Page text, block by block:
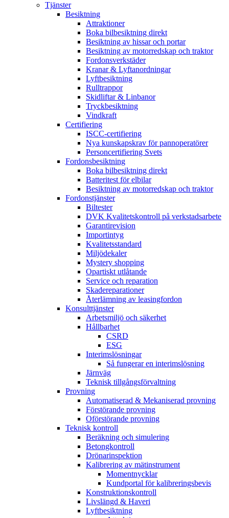
Tjänster
Besiktning
Attraktioner
Boka bilbesiktning direkt
Besiktning av hissar och portar
Besiktning av motorredskap och traktor
Fordonsverkstäder
Kranar & Lyftanordningar
Lyftbesiktning
Rulltrappor
Skidliftar & Linbanor
Tryckbesiktning
Vindkraft
Certifiering
ISCC-certifiering
Nya kunskapskrav för pannoperatörer
Personcertifiering Svets
Fordonsbesiktning
Boka bilbesiktning direkt
Batteritest för elbilar
Besiktning av motorredskap och traktor
Fordonstjänster
Biltester
DVK Kvalitetskontroll på verkstadsarbete
Garantirevision
Importintyg
Kvalitetsstandard
Miljödekaler
Mystery shopping
Opartiskt utlåtande
Service och reparation
Skadereparationer
Återlämning av leasingfordon
Konsulttjänster
Arbetsmiljö och säkerhet
Hållbarhet
CSRD
ESG
Interimslösningar
Så fungerar en interimslösning
Järnväg
Teknisk tillgångsförvaltning
Provning
Automatiserad & Mekaniserad provning
Förstörande provning
Oförstörande provning
Teknisk kontroll
Beräkning och simulering
Betongkontroll
Drönarinspektion
Kalibrering av mätinstrument
Momentnycklar
Kundportal för kalibreringsbevis
Konstruktionskontroll
Livslängd & Haveri
Lyftbesiktning